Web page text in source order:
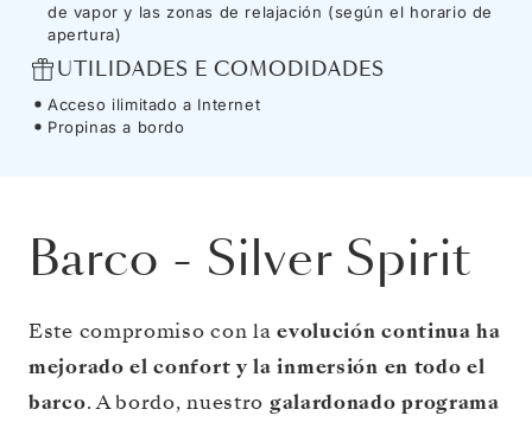
de vapor y las zonas de relajación (según el horario de
apertura)
UTILIDADES E COMODIDADES
Acceso ilimitado a Internet
Propinas a bordo
Barco - Silver Spirit
Este compromiso con laevolución continua ha
mejorado el confort y la inmersión en todo el
barco. A bordo, nuestro galardonado programa